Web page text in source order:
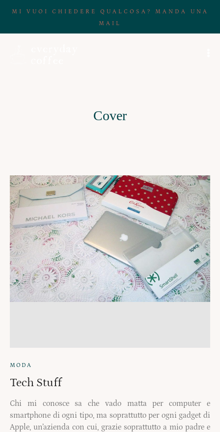
MI VUOI CHIEDERE QUALCOSA? MANDA UNA
MAIL
Cover
MODA
Tech Stuff
Chi mi conosce sa che vado matta per computer e
smartphone di ogni tipo, ma soprattutto per ogni gadget di
Apple, un’azienda con cui, grazie soprattutto a mio padre e